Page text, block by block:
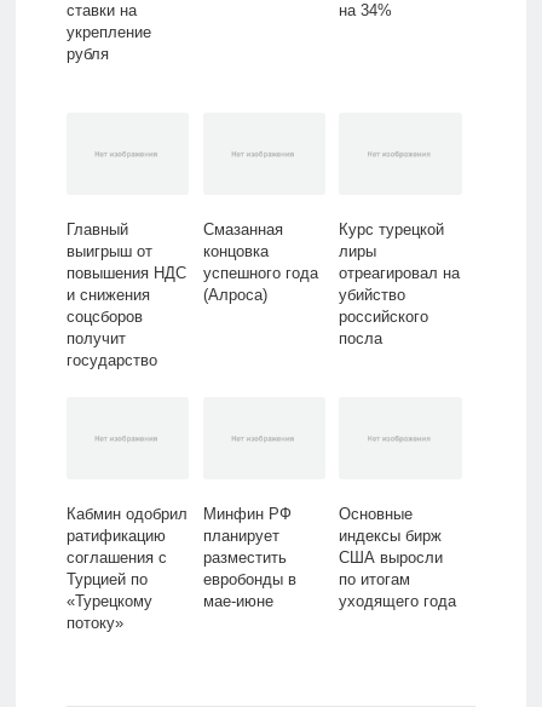
ставки на
укрепление
рубля
на 34%
Главный
выигрыш от
повышения НДС
и снижения
соцсборов
получит
государство
Смазанная
концовка
успешного года
(Алроса)
Курс турецкой
лиры
отреагировал на
убийство
российского
посла
Кабмин одобрил
ратификацию
соглашения с
Турцией по
«Турецкому
потоку»
Минфин РФ
планирует
разместить
евробонды в
мае-июне
Основные
индексы бирж
США выросли
по итогам
уходящего года